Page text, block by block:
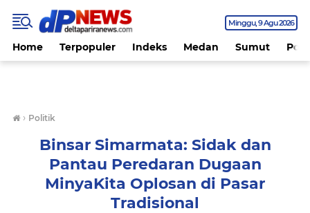
Minggu 9 Agu 2026
Home Terpopuler Indeks Medan Sumut
› Politik
Binsar Simarmata: Sidak dan
Pantau Peredaran Dugaan
MinyaKita Oplosan di Pasar
Tradisional